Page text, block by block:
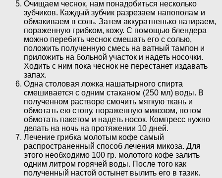
Очищаем чеснок, нам понадобиться несколько
зубчиков. Каждый зубчик разрезаем напополам и
обмакиваем в соль. Затем аккуратненько натираем,
пораженную грибком, кожу. С помощью блендера
можно перебить чеснок смешать его с солью,
положить полученную смесь на ватный тампон и
приложить на больной участок и надеть носочки.
Ходить с ним пока чеснок не перестанет издавать
запах.
Одна столовая ложка нашатырного спирта
смешивается с одним стаканом (250 мл) воды. В
полученном растворе смочить мягкую ткань и
обмотать ею стопу, пораженную микозом, потом
обмотать пакетом и надеть носок. Компресс нужно
делать на ночь на протяжении 10 дней.
Лечение грибка молотым кофе самый
распространенный способ лечения микоза. Для
этого необходимо 100 гр. молотого кофе залить
одним литром горячей воды. После того как
полученный настой остынет вылить его в тазик.